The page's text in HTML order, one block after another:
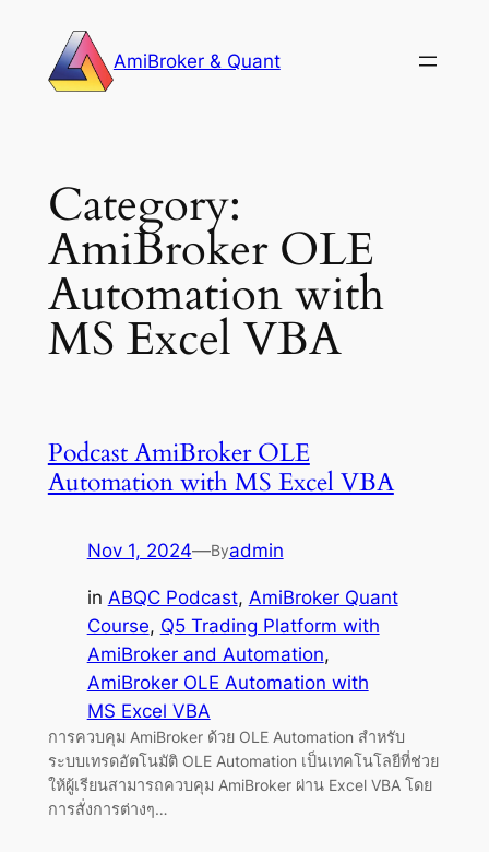
content
AmiBroker & Quant
Category:
AmiBroker OLE
Automation with
MS Excel VBA
Podcast AmiBroker OLE
Automation with MS Excel VBA
Nov 1, 2024—Byadmin
in ABQC Podcast, AmiBroker Quant
Course, Q5 Trading Platform with
AmiBroker and Automation
AmiBroker OLE Automation with
MS Excel VBA
การควบคุม AmiBroker ด้วย OLE Automation สำหรับ
ระบบเทรดอัตโนมัติ OLE Automation เป็นเทคโนโลยีที่ช่วย
ให้ผู้เรียนสามารถควบคุม AmiBroker ผ่าน Excel VBA โดย
การสั่งการต่างๆ…